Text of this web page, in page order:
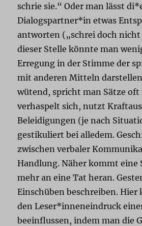
schrie sie.“ Oder man lässt
Dialogspartner*in etwas
antworten („schrei doch nicht
dieser Stelle könnte man
Erregung in der Stimme der
mit anderen Mitteln
wütend, spricht man Sätze oft
verhaspelt sich, nutzt
Beleidigungen (je nach
gestikuliert bei alledem.
zwischen verbaler
Handlung. Näher kommt eine
mehr an eine Tat heran.
Einschüben beschreiben.
den Leser*inneneindruck
beeinflussen, indem man die